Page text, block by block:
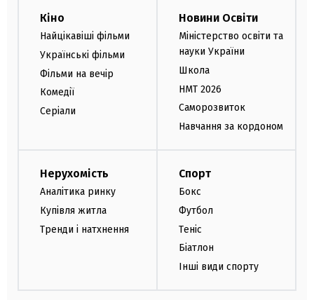
Кіно
Найцікавіші фільми
Українські фільми
Фільми на вечір
Комедії
Серіали
Новини Освіти
Міністерство освіти та
науки України
Школа
НМТ 2026
Саморозвиток
Навчання за кордоном
Нерухомість
Аналітика ринку
Купівля житла
Тренди і натхнення
Спорт
Бокс
Футбол
Теніс
Біатлон
Інші види спорту